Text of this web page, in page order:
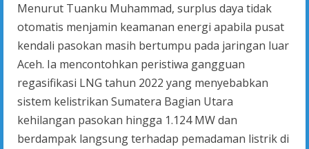
Menurut Tuanku Muhammad, surplus daya tidak
otomatis menjamin keamanan energi apabila pusat
kendali pasokan masih bertumpu pada jaringan luar
Aceh. Ia mencontohkan peristiwa gangguan
regasifikasi LNG tahun 2022 yang menyebabkan
sistem kelistrikan Sumatera Bagian Utara
kehilangan pasokan hingga 1.124 MW dan
berdampak langsung terhadap pemadaman listrik di